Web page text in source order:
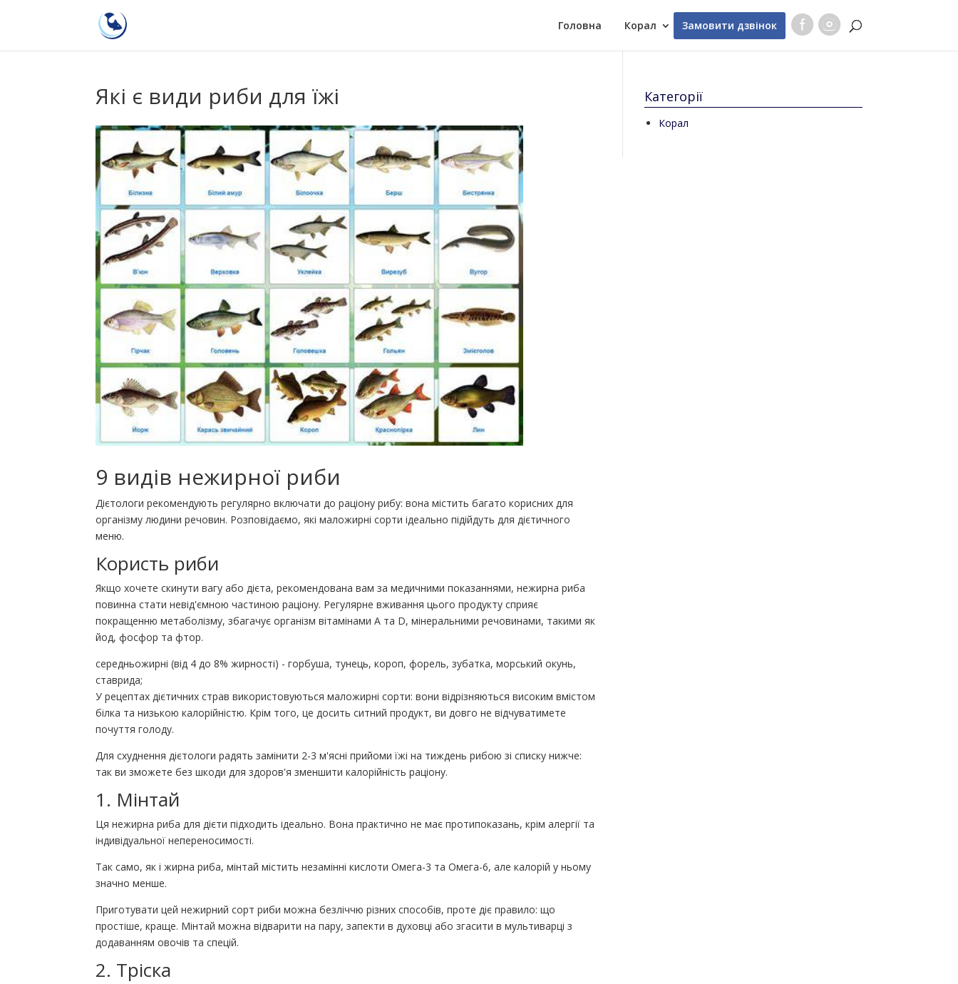
Головна Корал Замовити дзвінок
Які є види риби для їжі
9 видів нежирної риби
Дієтологи рекомендують регулярно включати до раціону рибу: вона містить багато корисних для
організму людини речовин. Розповідаємо, які маложирні сорти ідеально підійдуть для дієтичного
меню.
Користь риби
Якщо хочете скинути вагу або дієта, рекомендована вам за медичними показаннями, нежирна риба
повинна стати невід'ємною частиною раціону. Регулярне вживання цього продукту сприяє
покращенню метаболізму, збагачує організм вітамінами A та D, мінеральними речовинами, такими як
йод, фосфор та фтор.
середньожирні (від 4 до 8% жирності) - горбуша, тунець, короп, форель, зубатка, морський окунь,
ставрида;
У рецептах дієтичних страв використовуються маложирні сорти: вони відрізняються високим вмістом
білка та низькою калорійністю. Крім того, це досить ситний продукт, ви довго не відчуватимете
почуття голоду.
Для схуднення дієтологи радять замінити 2-3 м'ясні прийоми їжі на тиждень рибою зі списку нижче:
так ви зможете без шкоди для здоров'я зменшити калорійність раціону.
1. Мінтай
Ця нежирна риба для дієти підходить ідеально. Вона практично не має протипоказань, крім алергії та
індивідуальної непереносимості.
Так само, як і жирна риба, мінтай містить незамінні кислоти Омега-3 та Омега-6, але калорій у ньому
значно менше.
Приготувати цей нежирний сорт риби можна безліччю різних способів, проте діє правило: що
простіше, краще. Мінтай можна відварити на пару, запекти в духовці або згасити в мультиварці з
додаванням овочів та спецій.
2. Тріска
Категорії
Корал